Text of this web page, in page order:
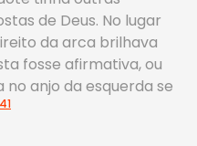
de Deus. No lugar
da arca brilhava
fosse afirmativa, ou
anjo da esquerda se
41